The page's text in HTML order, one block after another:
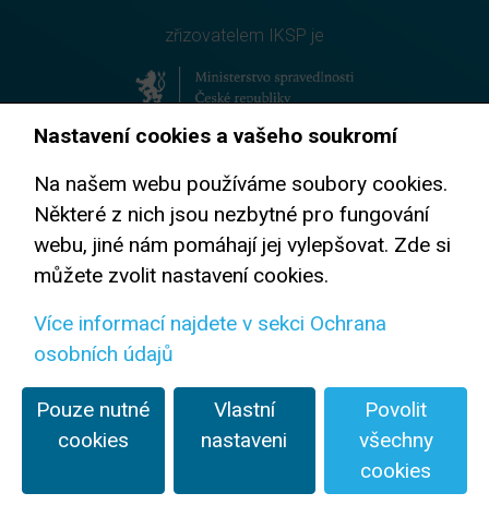
zřizovatelem IKSP je
Na textové, obrazové, audio i video materiály se vztahují
podmínky licence
Ochrana osobních údajů
Prohlášení o přístupnosti
Nastavení cookies a vašeho soukromí
Na našem webu používáme soubory cookies.
Některé z nich jsou nezbytné pro fungování
webu, jiné nám pomáhají jej vylepšovat. Zde si
můžete zvolit nastavení cookies.
Více informací najdete v sekci Ochrana
osobních údajů
Pouze nutné
cookies
Vlastní
nastaveni
Povolit
všechny
cookies